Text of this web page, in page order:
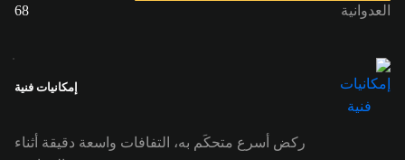
العدوانية
68
إمكانيات فنية
ركض أسرع متحكَم به، التفافات واسعة دقيقة أثناء